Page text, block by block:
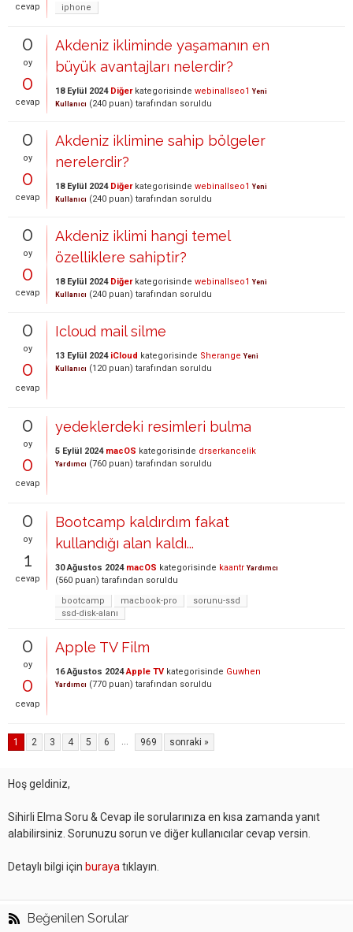
cevap
iphone
0
oy
0
cevap
Akdeniz ikliminde yaşamanın en
büyük avantajları nelerdir?
18 Eylül 2024 Diğerkategorisinde webinallseo1 Yeni
Kullanıcı (240 puan) tarafından soruldu
0
oy
0
cevap
Akdeniz iklimine sahip bölgeler
nerelerdir?
18 Eylül 2024 Diğerkategorisinde webinallseo1 Yeni
Kullanıcı (240 puan) tarafından soruldu
0
oy
0
cevap
Akdeniz iklimi hangi temel
özelliklere sahiptir?
18 Eylül 2024 Diğerkategorisinde webinallseo1 Yeni
Kullanıcı (240 puan) tarafından soruldu
0
oy
0
cevap
Icloud mail silme
13 Eylül 2024 iCloud kategorisinde Sherange Yeni
Kullanıcı (120 puan) tarafından soruldu
0
oy
0
cevap
yedeklerdeki resimleri bulma
5 Eylül 2024 macOS kategorisinde drserkancelik
Yardımcı (760 puan) tarafından soruldu
0
oy
1
cevap
Bootcamp kaldırdım fakat
kullandığı alan kaldı...
30 Ağustos 2024 macOS kategorisinde kaantr Yardımcı
(560 puan) tarafından soruldu
bootcamp
macbook-pro
sorunu-ssd
ssd-disk-alanı
0
oy
0
cevap
Apple TV Film
16 Ağustos 2024 Apple TV kategorisinde Guwhen
Yardımcı (770 puan) tarafından soruldu
1 2 3 4 5 6 ... 969 sonraki »
Hoş geldiniz,
Sihirli Elma Soru & Cevap ile sorularınıza en kısa zamanda yanıt
alabilirsiniz. Sorunuzu sorun ve diğer kullanıcılar cevap versin.
Detaylı bilgi için buraya tıklayın.
Beğenilen Sorular